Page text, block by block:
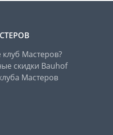
клуб Мастеров?
скидки Bauhof
Мастеров